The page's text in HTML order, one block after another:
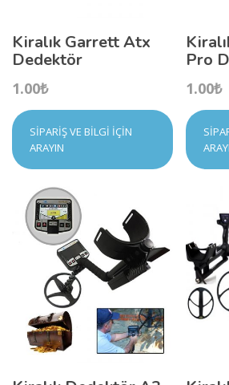
Kiralık Garrett Atx
Dedektör
1.00₺
SIPARIŞ VE BILGI İÇIN
ARAYIN
Pro
1.00₺